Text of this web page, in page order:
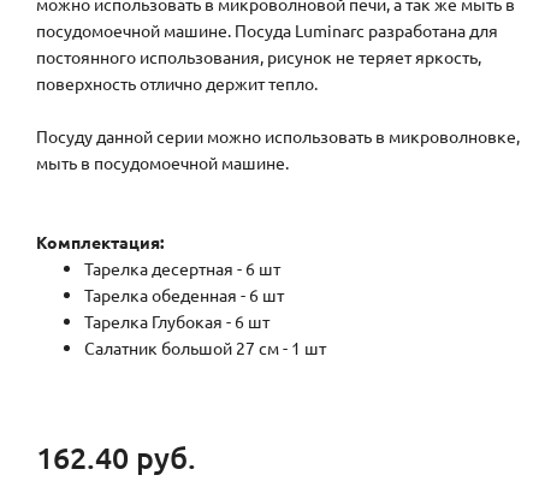
посудомоечной машине. Посуда Luminarc разработана для
постоянного использования, рисунок не теряет яркость,
поверхность отлично держит тепло.
Посуду данной серии можно использовать в микроволновке,
мыть в посудомоечной машине.
Комплектация:
Тарелка десертная - 6 шт
Тарелка обеденная - 6 шт
Тарелка Глубокая - 6 шт
Салатник большой 27 см - 1 шт
162.40 руб.